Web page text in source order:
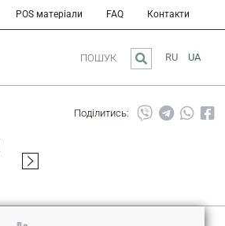
POS матеріали FAQ Контакти
RU UA
ПОШУК
Поділитись: